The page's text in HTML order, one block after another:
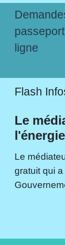
ligne
Flash
Le
l'énergie
Le
gratuit qui